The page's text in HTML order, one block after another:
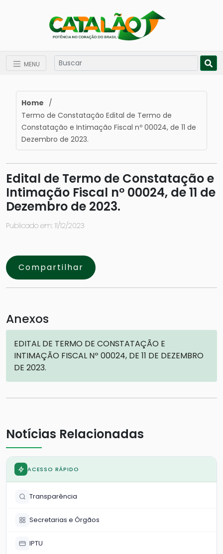
MENU
Home /
Termo de Constatação Edital de Termo de
Constatação e Intimação Fiscal nº 00024, de 11 de
Dezembro de 2023.
Edital de Termo de Constatação e
Intimação Fiscal nº 00024, de 11 de
Dezembro de 2023.
Publicado em: 11/12/2023
Compartilhar
Anexos
EDITAL DE TERMO DE CONSTATAÇÃO E
INTIMAÇÃO FISCAL Nº 00024, DE 11 DE DEZEMBRO
DE 2023.
Notícias Relacionadas
ACESSO RÁPIDO
Transparência
Secretarias e Órgãos
IPTU